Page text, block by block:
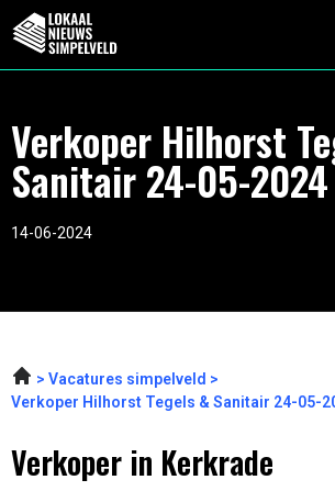
Verkoper Hilhorst
Sanitair 24-05-2024
14-06-2024
Vacatures simpelveld
Verkoper Hilhorst Tegels & Sanitair 24-05-
Verkoper in Kerkrade